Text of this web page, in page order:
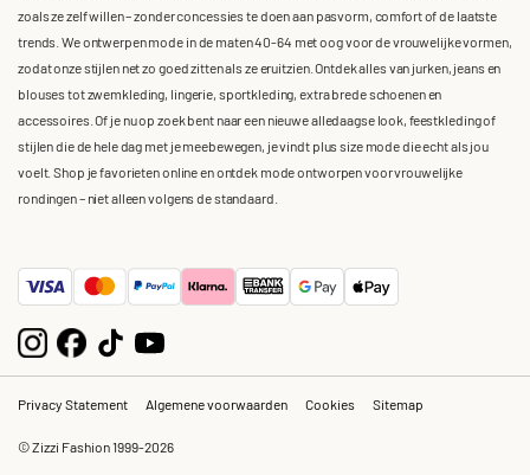
zoals ze zelf willen – zonder concessies te doen aan pasvorm, comfort of de laatste
trends. We ontwerpen mode in de maten 40-64 met oog voor de vrouwelijke vormen,
zodat onze stijlen net zo goed zitten als ze eruitzien. Ontdek alles van jurken, jeans en
blouses tot zwemkleding, lingerie, sportkleding, extra brede schoenen en
accessoires. Of je nu op zoek bent naar een nieuwe alledaagse look, feestkleding of
stijlen die de hele dag met je meebewegen, je vindt plus size mode die echt als jou
voelt. Shop je favorieten online en ontdek mode ontworpen voor vrouwelijke
rondingen – niet alleen volgens de standaard.
Privacy Statement Algemene voorwaarden Cookies Sitemap
© Zizzi Fashion 1999-2026